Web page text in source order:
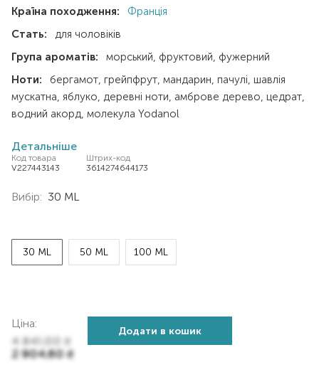
Країна походження:
Франція
Стать:
для чоловіків
Група ароматів:
морський фруктовий фужерний
Ноти:
бергамот грейпфрут мандарин пачулі
мускатна яблуко деревні ноти амброве дерево цедрат
водний акорд молекула Yodanol
Детальніше
Код товара
V227443143
Штрих-код
3614274644173
Вибір: 30 ML
30 ML 50 ML 100 ML
Ціна:
4 841,00
2 904,60₴
Додати в кошик